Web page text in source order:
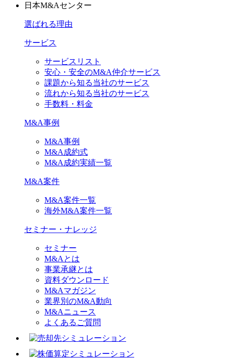
日本M&Aセンター
選ばれる理由
サービス
サービスリスト
安心・安全のM&A仲介サービス
課題から知る当社のサービス
流れから知る当社のサービス
手数料・料金
M&A事例
M&A事例
M&A成約式
M&A成約実績一覧
M&A案件
M&A案件一覧
海外M&A案件一覧
セミナー・ナレッジ
セミナー
M&Aとは
事業承継とは
資料ダウンロード
M&Aマガジン
業界別のM&A動向
M&Aニュース
よくあるご質問